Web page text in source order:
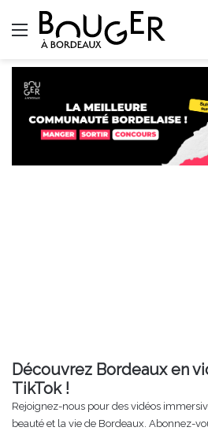
Menu
Découvrez Bordeaux en
TikTok !
Rejoignez-nous pour des vidéos
beauté et la vie de Bordeaux. Abonnez-